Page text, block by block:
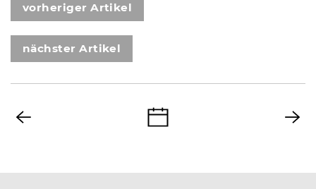
vorheriger Artikel
nächster Artikel